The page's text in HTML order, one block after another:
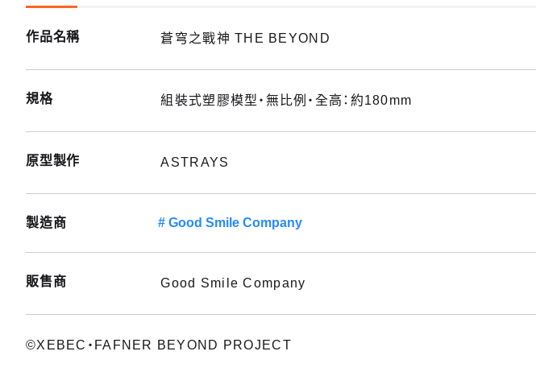
作品名稱 蒼穹之戰神 THE BEYOND
規格 組裝式塑膠模型・無比例・全高：約180mm
原型製作 ASTRAYS
製造商 Good Smile Company
販售商 Good Smile Company
©XEBEC・FAFNER BEYOND PROJECT